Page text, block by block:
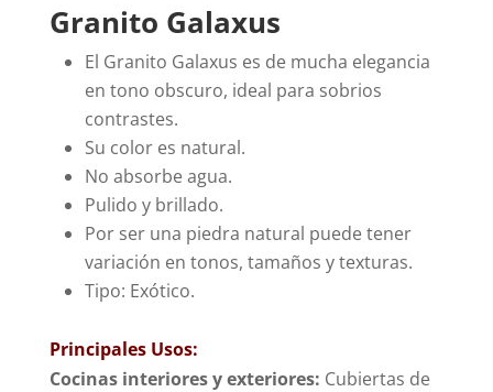
Granito Galaxus
El Granito Galaxus es de mucha elegancia
en tono obscuro, ideal para sobrios
contrastes.
Su color es natural.
No absorbe agua.
Pulido y brillado.
Por ser una piedra natural puede tener
variación en tonos, tamaños y texturas.
Tipo: Exótico.
Principales Usos:
Cocinas interiores y exteriores: Cubiertas de